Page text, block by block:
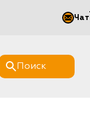
Чат
Поиск